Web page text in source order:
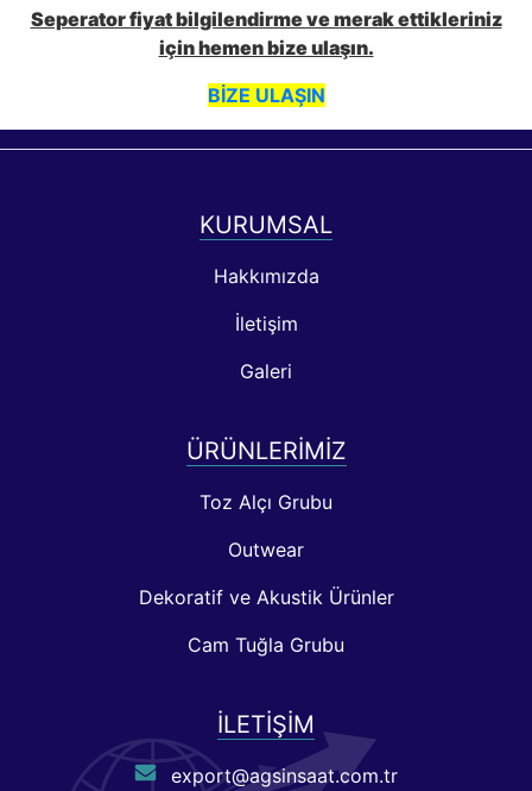
Seperator fiyat bilgilendirme ve merak ettikleriniz
için hemen bize ulaşın.
BİZE ULAŞIN
KURUMSAL
Hakkımızda
İletişim
Galeri
ÜRÜNLERIMIZ
Toz Alçı Grubu
Outwear
Dekoratif ve Akustik Ürünler
Cam Tuğla Grubu
İLETIŞIM
export@agsinsaat.com.tr